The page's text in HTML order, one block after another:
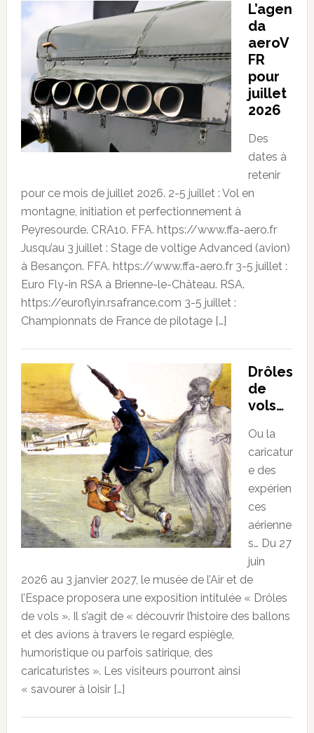
L’agen
da
aeroV
FR
pour
juillet
2026
Des
dates à
retenir
pour ce mois de juillet 2026. 2-5 juillet : Vol en
montagne, initiation et perfectionnement à
Peyresourde. CRA10. FFA. https://www.ffa-aero.fr
Jusqu’au 3 juillet : Stage de voltige Advanced (avion)
à Besançon. FFA. https://www.ffa-aero.fr 3-5 juillet :
Euro Fly-in RSA à Brienne-le-Château. RSA.
https://euroflyin.rsafrance.com 3-5 juillet :
Championnats de France de pilotage […]
Drôles
de
vols…
Ou la
caricatur
e des
expérien
ces
aérienne
s… Du 27
juin
2026 au 3 janvier 2027, le musée de l’Air et de
l’Espace proposera une exposition intitulée « Drôles
de vols ». Il s’agit de « découvrir l’histoire des ballons
et des avions à travers le regard espiègle,
humoristique ou parfois satirique, des
caricaturistes ». Les visiteurs pourront ainsi
« savourer à loisir […]